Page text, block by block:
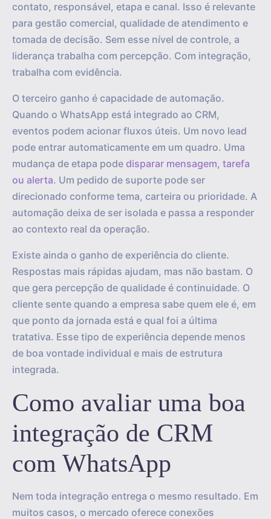
contato, responsável, etapa e canal. Isso é relevante
para gestão comercial, qualidade de atendimento e
tomada de decisão. Sem esse nível de controle, a
liderança trabalha com percepção. Com integração,
trabalha com evidência.
O terceiro ganho é capacidade de automação.
Quando o WhatsApp está integrado ao CRM,
eventos podem acionar fluxos úteis. Um novo lead
pode entrar automaticamente em um quadro. Uma
mudança de etapa pode disparar mensagem, tarefa
ou alerta. Um pedido de suporte pode ser
direcionado conforme tema, carteira ou prioridade. A
automação deixa de ser isolada e passa a responder
ao contexto real da operação.
Existe ainda o ganho de experiência do cliente.
Respostas mais rápidas ajudam, mas não bastam. O
que gera percepção de qualidade é continuidade. O
cliente sente quando a empresa sabe quem ele é, em
que ponto da jornada está e qual foi a última
tratativa. Esse tipo de experiência depende menos
de boa vontade individual e mais de estrutura
integrada.
Como avaliar uma boa
integração de CRM
com WhatsApp
Nem toda integração entrega o mesmo resultado. Em
muitos casos, o mercado oferece conexões